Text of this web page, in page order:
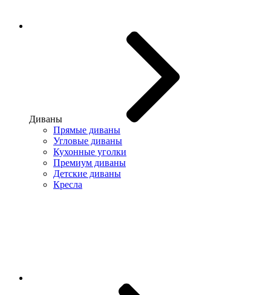
Диваны
Прямые диваны
Угловые диваны
Кухонные уголки
Премиум диваны
Детские диваны
Кресла